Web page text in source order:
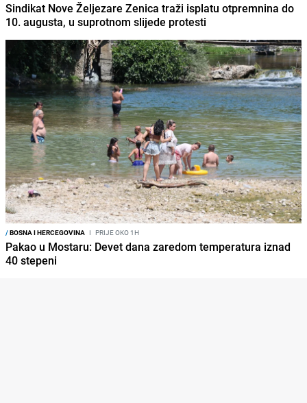
Sindikat Nove Željezare Zenica traži isplatu otpremnina do
10. augusta, u suprotnom slijede protesti
/BOSNA I HERCEGOVINA I PRIJE OKO 1H
Pakao u Mostaru: Devet dana zaredom temperatura iznad
40 stepeni